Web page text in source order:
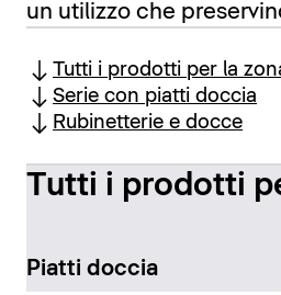
un utilizzo che
Tutti i prodotti per la
Serie con piatti doccia
Rubinetterie e docce
Tutti i prodotti
Piatti doccia